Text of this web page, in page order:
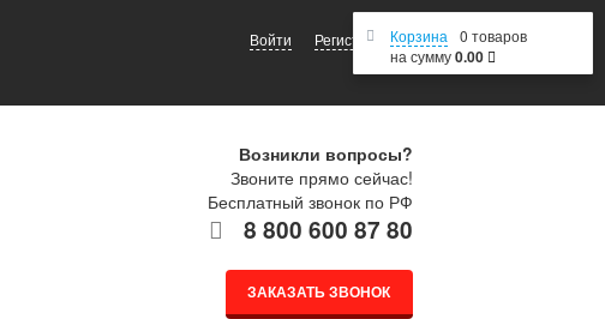
Войти Регистрация
Возникли вопросы?
Звоните прямо сейчас!
Бесплатный звонок по РФ
8 800 600 87 80
ЗАКАЗАТЬ ЗВОНОК
Корзина
0 товаров
на сумму0.00